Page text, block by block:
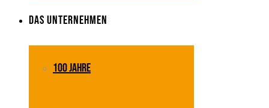
Das Unternehmen
100 Jahre